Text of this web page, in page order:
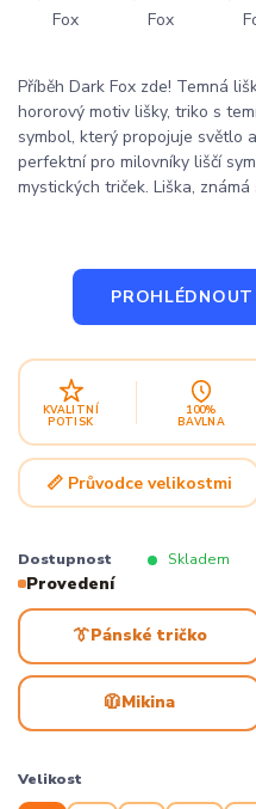
Příběh Dark Fox zde! Temná
hororový motiv lišky, triko s
symbol, který propojuje světlo
perfektní pro milovníky liščí
mystických triček. Liška, známá
KVALITNÍ
POTISK
100%
BAVLNA
📏 Průvodce velikostmi
Dostupnost Skladem
Provedení
👔Pánské tričko
🧥Mikina
Velikost